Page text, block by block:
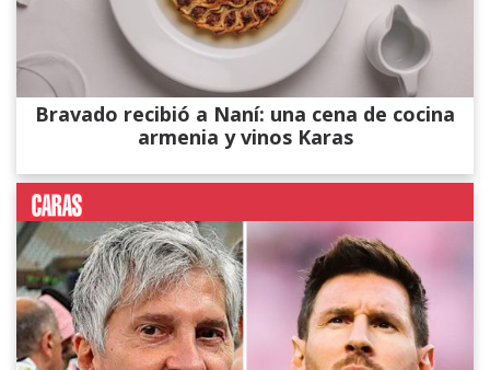
Bravado recibió a Naní: una cena de cocina
armenia y vinos Karas